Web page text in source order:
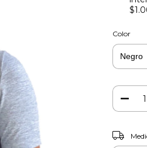
Color
Entregas